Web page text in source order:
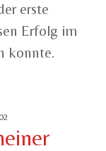
erste
Erfolg im
konnte.